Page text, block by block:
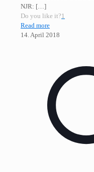
NJR: […]
Do you like it?1
Read more
14. April 2018